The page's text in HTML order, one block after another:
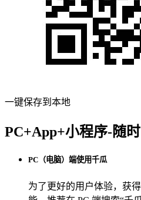
一键保存到本地
PC+App+小程序-随
PC（电脑）端使用千瓜
为了更好的用户体验，获